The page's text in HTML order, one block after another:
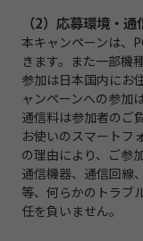
（2）応募環境・
本キャンペーンは、
きます。また一部機
参加は日本国内にお
ャンペーンへの参加
通信料は参加者のご
お使いのスマートフ
の理由により、ご参
通信機器、通信回線
等、何らかのトラブ
任を負いません。